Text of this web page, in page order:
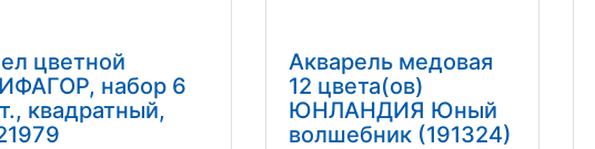
цветной
набор 6
квадратный,
Акварель медовая
12 цвета(ов)
ЮНЛАНДИЯ Юный
волшебник (191324)